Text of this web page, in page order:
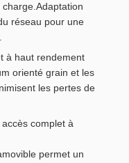
réseau pour une
à haut rendement
orienté grain et les
les pertes de
complet à
permet un